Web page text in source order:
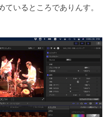
いるところでありんす。